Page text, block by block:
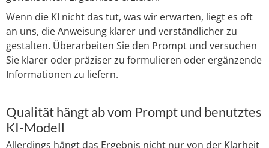
Wenn die KI nicht das tut, was wir erwarten, liegt es oft
an uns, die Anweisung klarer und verständlicher zu
gestalten. Überarbeiten Sie den Prompt und versuchen
Sie klarer oder präziser zu formulieren oder ergänzende
Informationen zu liefern.
Qualität hängt ab vom Prompt und benutztes
KI-Modell
Allerdings hängt das Ergebnis nicht nur von der Klarheit